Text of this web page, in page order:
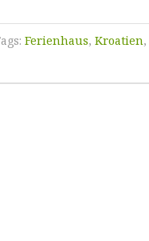
Ferienhaus, Kroatien,